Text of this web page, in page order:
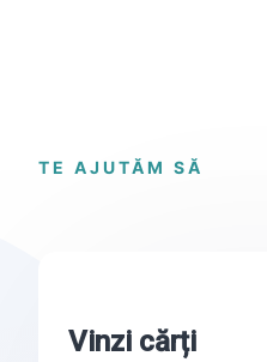
TE AJUTĂM SĂ
Vinzi cărți